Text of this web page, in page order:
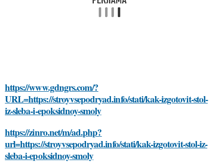
https://www.gdngrs.com/?
URL=https://stroyvsepodryad.info/stati/kak-izgotovit-stol-
iz-sleba-i-epoksidnoy-smoly
https://zinro.net/m/ad.php?
url=https://stroyvsepodryad.info/stati/kak-izgotovit-stol-iz-
sleba-i-epoksidnoy-smoly